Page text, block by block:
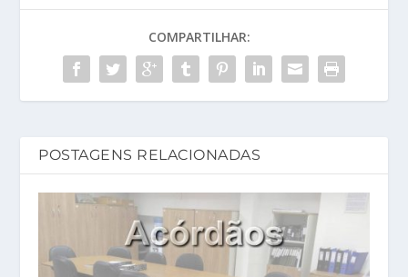
COMPARTILHAR:
POSTAGENS RELACIONADAS